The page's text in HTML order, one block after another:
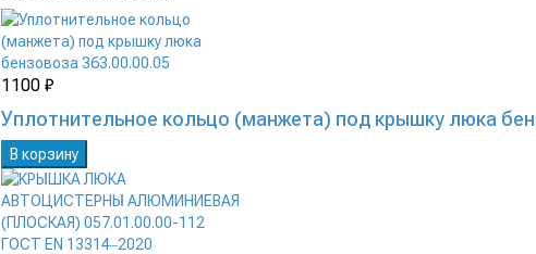
1100 ₽
Уплотнительное кольцо (манжета) под крышку люка
В корзину